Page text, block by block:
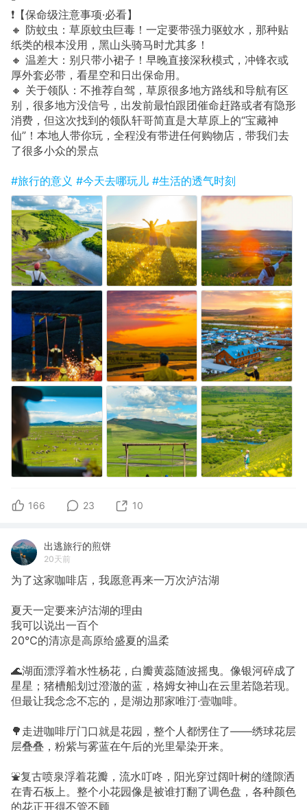
❗️【保命级注意事项·必看】
🔸 防蚊虫：草原蚊虫巨毒！一定要带强力驱蚊水，那种贴
纸类的根本没用，黑山头骑马时尤其多！
🔸 温差大：别只带小裙子！早晚直接深秋模式，冲锋衣或
厚外套必带，看星空和日出保命用。
🔸 关于领队：不推荐自驾，草原很多地方路线和导航有区
别，很多地方没信号，出发前最怕跟团催命赶路或者有隐形
消费，但这次找到的领队轩哥简直是大草原上的“宝藏神
仙”！本地人带你玩，全程没有带进任何购物店，带我们去
了很多小众的景点
#旅行的意义 #今天去哪玩儿 #生活的透气时刻
166 23 10
出逃旅行的煎饼
20天前
为了这家咖啡店，我愿意再来一万次泸沽湖
夏天一定要来泸沽湖的理由
我可以说出一百个
20℃的清凉是高原给盛夏的温柔
🌊湖面漂浮着水性杨花，白瓣黄蕊随波摇曳。像银河碎成了
星星；猪槽船划过澄澈的蓝，格姆女神山在云里若隐若现。
但最让我念念不忘的，是湖边那家唯汀·壹咖啡。
🌳走进咖啡厅门口就是花园，整个人都愣住了——绣球花层
层叠叠，粉紫与雾蓝在午后的光里晕染开来。
⛲复古喷泉浮着花瓣，流水叮咚，阳光穿过阔叶树的缝隙洒
在青石板上。整个小花园像是被谁打翻了调色盘，各种颜色
的花正开得不管不顾